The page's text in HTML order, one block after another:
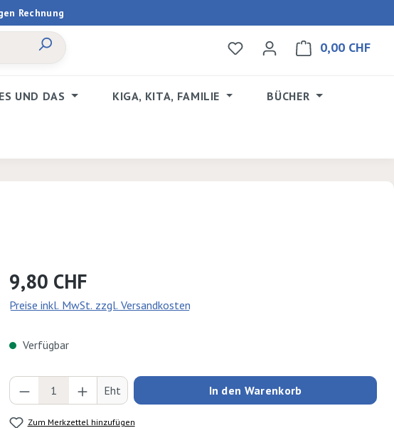
Rechnung
Du hast 0 Produkte auf
0,00 CHF
UND DAS KIGA, KITA, FAMILIE BÜCHER
Regulärer Preis:
9,80 CHF
Preise inkl. MwSt. zzgl. Versandkosten
Verfügbar
Produkt Anzahl: Gib den gewünschten Wert ein
Eht In den Warenkorb
Zum Merkzettel hinzufügen